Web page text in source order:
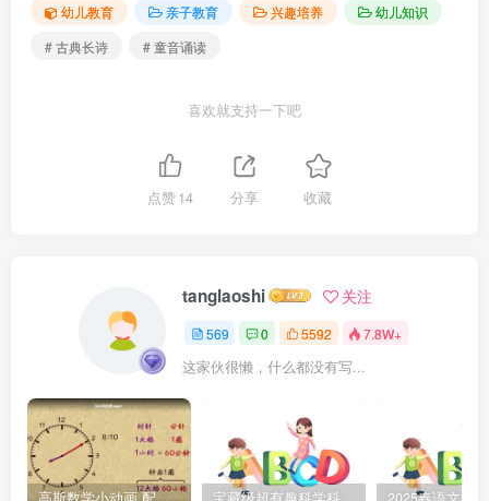
幼儿教育 亲子教育 兴趣培养
幼儿知识
# 古典长诗
# 童音诵读
喜欢就支持一下吧
点赞14 分享 收藏
tanglaoshi 关注
569 0 5592 7.8W+
这家伙很懒，什么都没有写...